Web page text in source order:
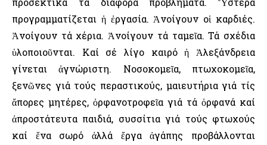
προγραμματίζεται ἡ ἐργασία. Ἀνοίγουν οἱ καρδιές.
Ἀνοίγουν τά χέρια. Ἀνοίγουν τά ταμεῖα. Τά σχέδια
ὑλοποιοῦνται. Καί σέ λίγο καιρό ἡ Ἀλεξάνδρεια
γίνεται ἀγνώριστη. Νοσοκομεῖα, πτωχοκομεῖα,
ξενῶνες γιά τούς περαστικούς, μαιευτήρια γιά τίς
ἄπορες μητέρες, ὀρφανοτροφεῖα γιά τά ὀρφανά καί
ἀπροστάτευτα παιδιά, συσσίτια γιά τούς φτωχούς
καί ἕνα σωρό ἀλλά ἔργα ἀγάπης προβάλλονται